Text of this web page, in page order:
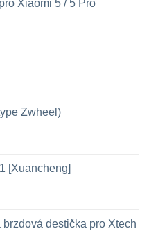
Xiaomi 5 / 5 Pro
Zwheel)
[Xuancheng]
destička pro Xtech